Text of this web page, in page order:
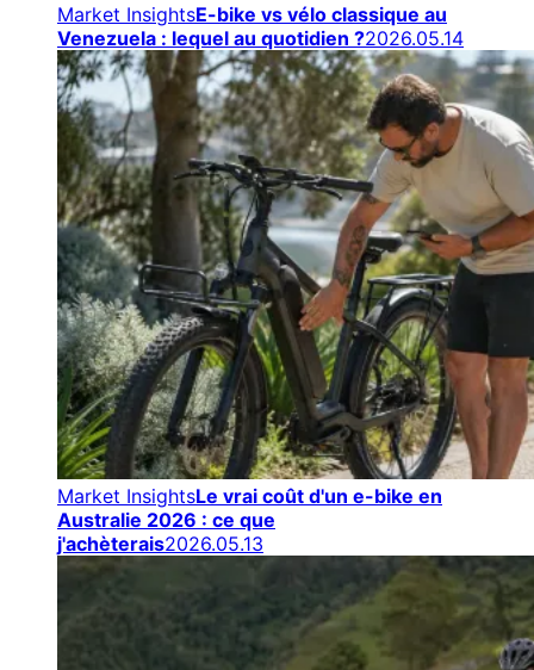
Market InsightsE-bike vs vélo classique au
Venezuela : lequel au quotidien ?2026.05.14
Market InsightsLe vrai coût d'un e-bike en
Australie 2026 : ce que
j'achèterais2026.05.13